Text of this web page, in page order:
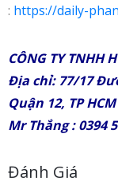
: https://daily-
CÔNG TY TNHH
Địa chỉ: 77/17
Quận 12, TP HCM
Mr Thắng : 0394
Đánh Giá